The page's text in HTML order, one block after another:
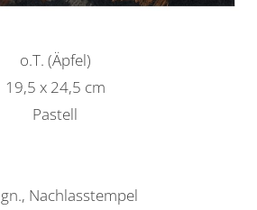
o.T. (Äpfel)
19,5 x 24,5 cm
Pastell
Nachlasstempel